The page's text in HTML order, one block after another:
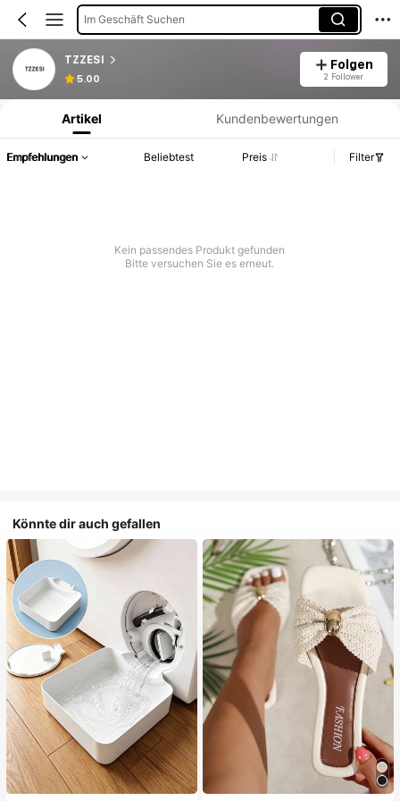
Im Geschäft Suchen
TZZESI
5.00
Folgen
2 Follower
Produktinformation: Preisangabe, Verkaufs- und Lagerbestandsdetails.
Artikel Kundenbewertungen
Empfehlungen Beliebtest Preis Filter
Kein passendes Produkt gefunden
Bitte versuchen Sie es erneut.
Könnte dir auch gefallen